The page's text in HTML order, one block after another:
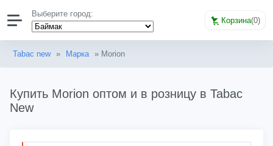
Выберите город:
Корзина(0)
Tabac new » Марка » Morion
Купить Morion оптом и в розницу в Tabac
New